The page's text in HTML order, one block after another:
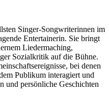
Singer-Songwriterinnen im
Entertainerin. Sie bringt
Liedermaching,
Sozialkritik auf die Bühne.
bei denen
Publikum interagiert und
und persönliche Geschichten